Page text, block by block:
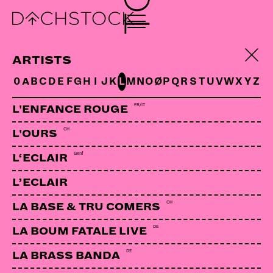
OVERDÖSED Bern
-ein Theater um Substanz(en)
ARTISTS
0A B C D E FG H J K L M N OØ P Q R S T UVWX YZ
L'ENFANCE ROUGE FR/IT
L'OURS CH
L‘ECLAIR Genf
L’ECLAIR
LA BASE & TRU COMERS CH
LA BOUM FATALE LIVE DE
LA BRASS BANDA DE